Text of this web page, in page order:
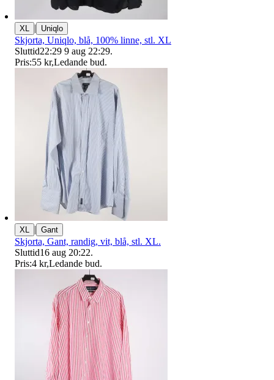
XL | Uniqlo
Skjorta, Uniqlo, blå, 100% linne, stl. XL
Sluttid22:29 9 aug 22:29.
Pris:55 kr,Ledande bud.
XL | Gant
Skjorta, Gant, randig, vit, blå, stl. XL.
Sluttid16 aug 20:22.
Pris:4 kr,Ledande bud.